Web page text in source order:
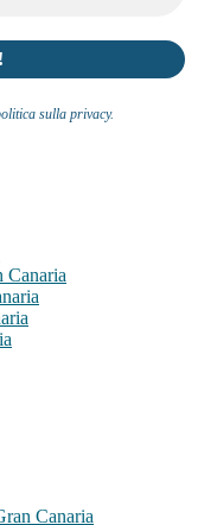
sulla privacy.
Canaria
Canaria